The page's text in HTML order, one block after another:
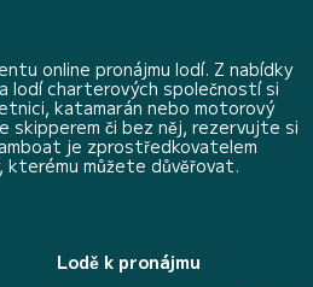
online pronájmu lodí. Z nabídky
lodí charterových společností si
katamarán nebo motorový
skipperem či bez něj, rezervujte si
je zprostředkovatelem
kterému můžete důvěřovat.
Lodě k pronájmu